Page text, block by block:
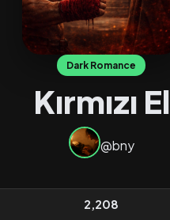
Dark Romance
Kırmızı El
@bny
2,208